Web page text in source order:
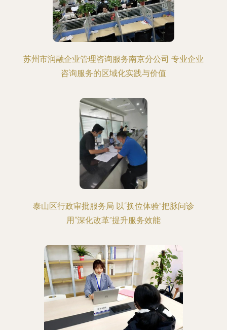
苏州市润融企业管理咨询服务南京分公司 专业企业
咨询服务的区域化实践与价值
泰山区行政审批服务局 以“换位体验”把脉问诊
用“深化改革”提升服务效能